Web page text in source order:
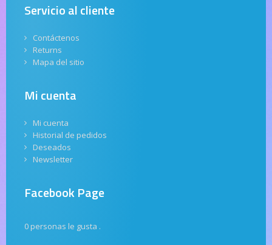
Servicio al cliente
Contáctenos
Returns
Mapa del sitio
Mi cuenta
Mi cuenta
Historial de pedidos
Deseados
Newsletter
Facebook Page
0 personas le gusta .